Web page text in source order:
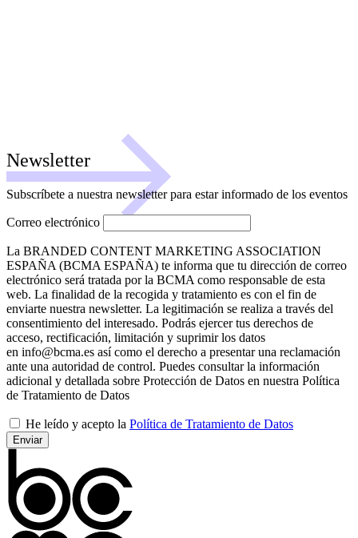
Newsletter
Subscríbete a nuestra newsletter para estar informado de los eventos
Correo electrónico
La BRANDED CONTENT MARKETING ASSOCIATION
ESPAÑA (BCMA ESPAÑA) te informa que tu dirección de correo
electrónico será tratada por la BCMA como responsable de esta
web. La finalidad de la recogida y tratamiento es con el fin de
enviarte nuestra newsletter. La legitimación se realiza a través del
consentimiento del interesado. Podrás ejercer tus derechos de
acceso, rectificación, limitación y suprimir los datos
en info@bcma.es así como el derecho a presentar una reclamación
ante una autoridad de control. Puedes consultar la información
adicional y detallada sobre Protección de Datos en nuestra Política
de Tratamiento de Datos
He leído y acepto la Política de Tratamiento de Datos